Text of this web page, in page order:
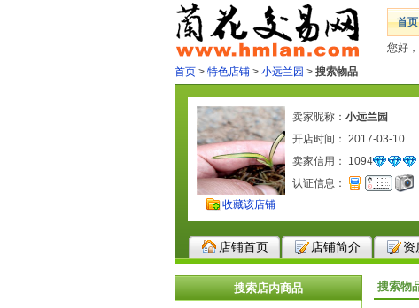
首页
您好
首页 > 特色店铺 > 小远兰园 > 搜索物品
收藏该店铺
卖家昵称： 小远兰园
开店时间： 2017-03-10
卖家信用： 1094
认证信息：
店铺首页 店铺简介 资
搜索店内商品 搜索物